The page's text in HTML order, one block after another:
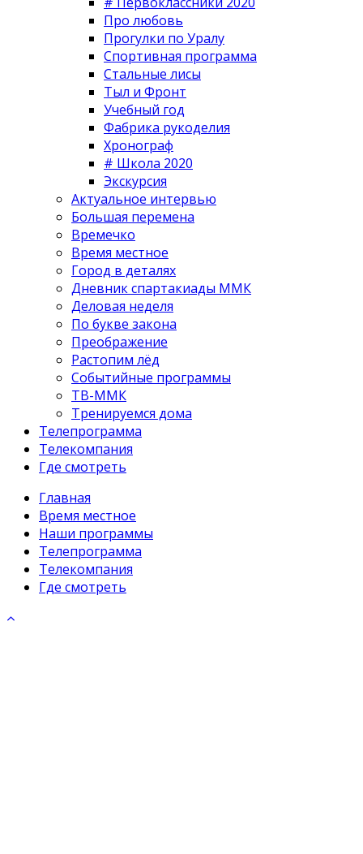
Про любовь
Прогулки по Уралу
Спортивная программа
Стальные лисы
Тыл и Фронт
Учебный год
Фабрика рукоделия
Хронограф
# Школа 2020
Экскурсия
Актуальное интервью
Большая перемена
Времечко
Время местное
Город в деталях
Дневник спартакиады ММК
Деловая неделя
По букве закона
Преображение
Растопим лёд
Событийные программы
ТВ-ММК
Тренируемся дома
Телепрограмма
Телекомпания
Где смотреть
Главная
Время местное
Наши программы
Телепрограмма
Телекомпания
Где смотреть